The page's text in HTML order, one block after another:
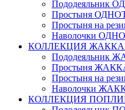
Пододеяльник
Простыня
Простыня на
Наволочки
КОЛЛЕКЦИЯ
Пододеяльник
Простыня
Простыня на
Наволочки
КОЛЛЕКЦИЯ